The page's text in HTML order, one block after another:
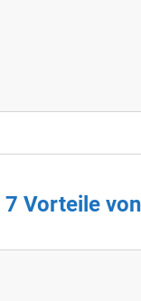
Vorteile